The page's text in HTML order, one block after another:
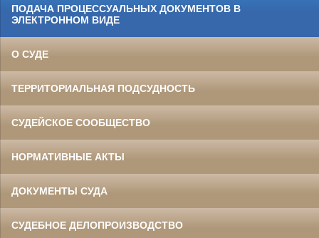
ПОДАЧА ПРОЦЕССУАЛЬНЫХ ДОКУМЕНТОВ В
ЭЛЕКТРОННОМ ВИДЕ
О СУДЕ
ТЕРРИТОРИАЛЬНАЯ ПОДСУДНОСТЬ
СУДЕЙСКОЕ СООБЩЕСТВО
НОРМАТИВНЫЕ АКТЫ
ДОКУМЕНТЫ СУДА
СУДЕБНОЕ ДЕЛОПРОИЗВОДСТВО